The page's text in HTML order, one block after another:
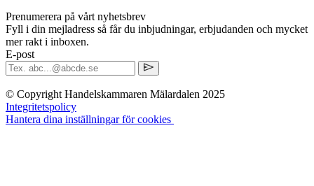
Prenumerera på vårt nyhetsbrev
Fyll i din mejladress så får du inbjudningar, erbjudanden och mycket
mer rakt i inboxen.
E-post
© Copyright Handelskammaren Mälardalen 2025
Integritetspolicy
Hantera dina inställningar för cookies